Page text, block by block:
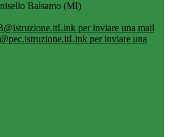
Balsamo (MI)
Link per inviare una mail
Link per inviare una